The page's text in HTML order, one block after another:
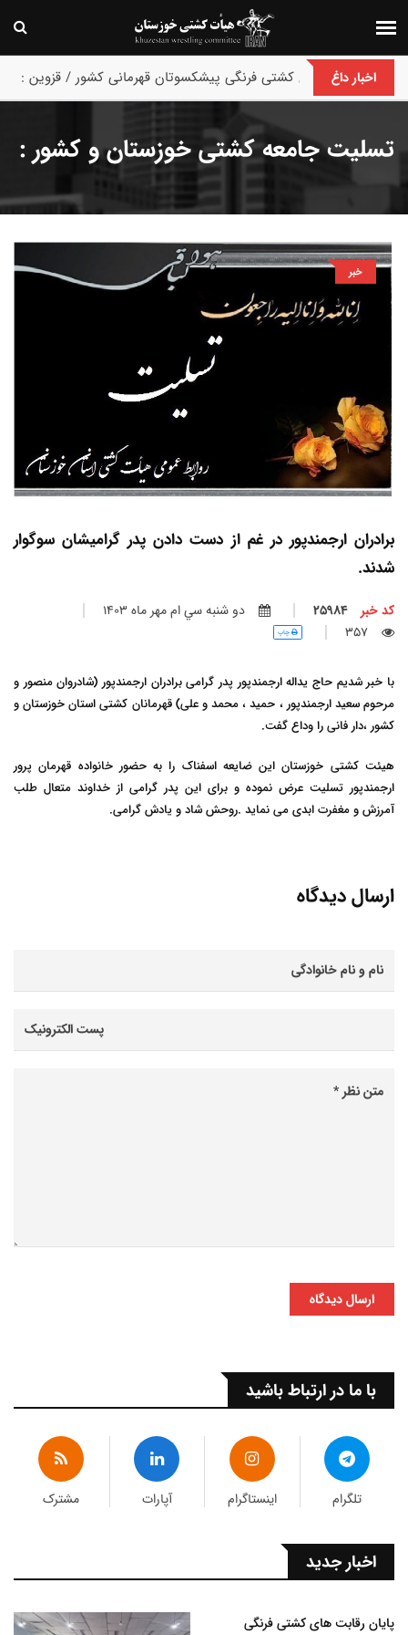
اخبار داغ
پایان رقابت های کشتی فرنگی پیشکسوتان قهرمانی کشور / قزوین :
تسلیت جامعه کشتی خوزستان و کشور :
خبر
برادران ارجمندپور در غم از دست دادن پدر گرامیشان سوگوار
شدند.
کد خبر
دو شنبه سي ام مهر ماه 1403
357
چاپ
با خبر شدیم حاج یداله ارجمندپور پدر گرامی برادران ارجمندپور (شادروان منصور و
مرحوم سعید ارجمندپور ، حمید ، محمد و علی) قهرمانان کشتی استان خوزستان و
کشور ،دار فانی را وداع گفت.
هیئت کشتی خوزستان این ضایعه اسفناک را به حضور خانواده قهرمان پرور
ارجمندپور تسلیت عرض نموده و برای این پدر گرامی از خداوند متعال طلب
آمرزش و مغفرت ابدی می نماید .روحش شاد و یادش گرامی.
ارسال دیدگاه
ارسال دیدگاه
با ما در ارتباط باشید
تلگرام اینستاگرام آپارات مشترک
اخبار جدید
پایان رقابت های کشتی فرنگی